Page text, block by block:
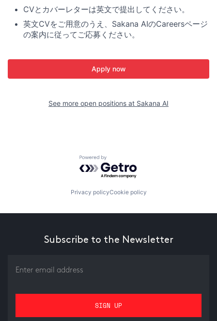
CVとカバーレターは英文で提出してください。
英文CVをご用意のうえ、Sakana AIのCareersページ
の案内に従ってご応募ください。
Apply now
See more open positions at Sakana AI
Powered by Getro.com
Privacy policyCookie policy
Subscribe to the Newsletter